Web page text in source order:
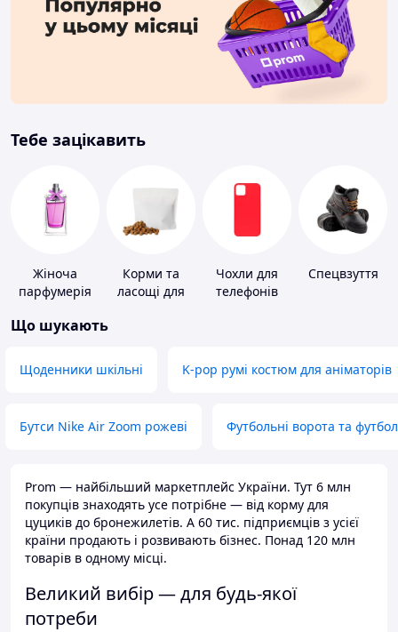
Тебе зацікавить
Жіноча
парфумерія
Корми та
ласощі для
Чохли для
телефонів
Спецвзуття
Що шукають
Щоденники шкільні K-pop румі костюм для аніматорів
Бутси Nike Air Zoom рожеві Футбольні ворота та
Prom — найбільший маркетплейс України. Тут 6 млн
покупців знаходять усе потрібне — від корму для
цуциків до бронежилетів. А 60 тис. підприємців з усієї
країни продають і розвивають бізнес. Понад 120 млн
товарів в одному місці.
Великий вибір — для будь-якої
потреби